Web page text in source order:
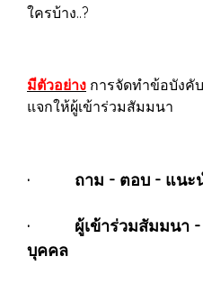
ใครบ้าง..?
มีตัวอย่าง การจัดทำข้อบังคั
แจกให้ผู้เข้าร่วมสัมมนา
· ถาม - ตอบ - แนะ
· ผู้เข้าร่วมสัมมนา -
บุคคล